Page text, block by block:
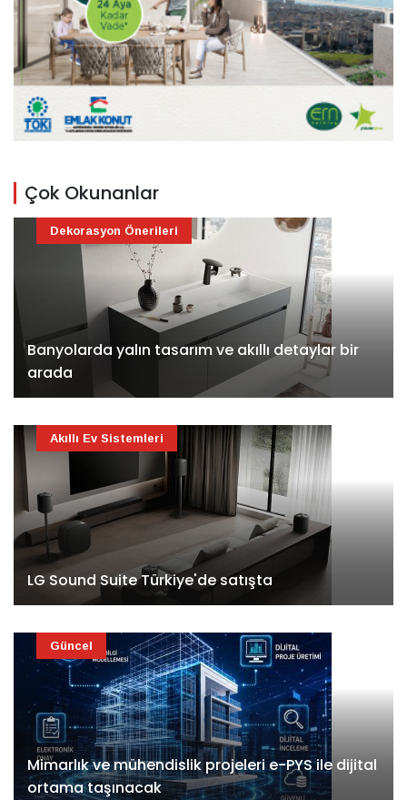
Çok Okunanlar
Banyolarda yalın tasarım ve akıllı detaylar bir
arada
Dekorasyon Önerileri
LG Sound Suite Türkiye'de satışta
Akıllı Ev Sistemleri
Mimarlık ve mühendislik projeleri e-PYS ile dijital
ortama taşınacak
Güncel